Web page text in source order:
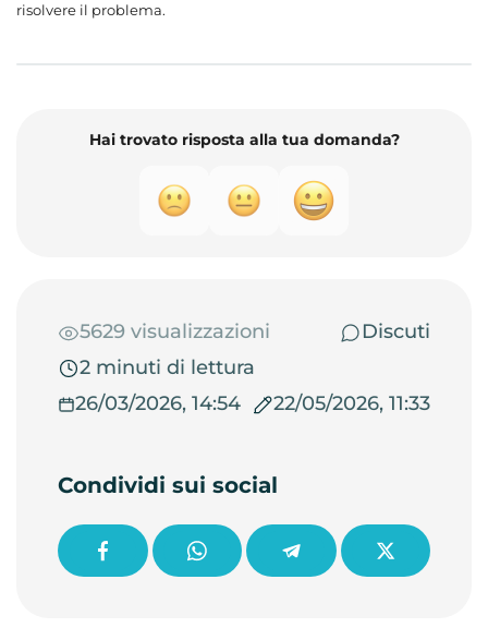
risolvere il problema.
Hai trovato risposta alla tua domanda?
5629 visualizzazioni
Discuti
2 minuti di lettura
26/03/2026, 14:54
22/05/2026, 11:33
Condividi sui social